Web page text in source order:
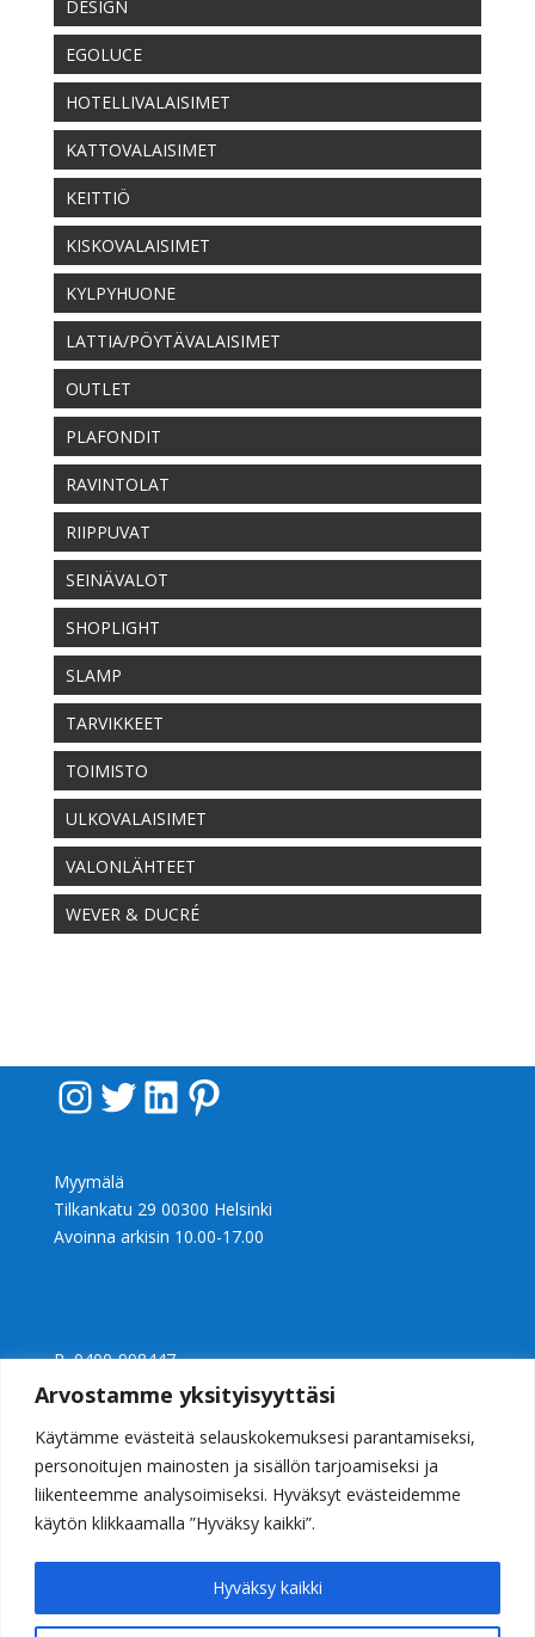
Arvostamme yksityisyyttäsi
Käytämme evästeitä selauskokemuksesi parantamiseksi,
personoitujen mainosten ja sisällön tarjoamiseksi ja
liikenteemme analysoimiseksi. Hyväksyt evästeidemme
käytön klikkaamalla ”Hyväksy kaikki”.
Hyväksy kaikki
DESIGN
EGOLUCE
HOTELLIVALAISIMET
KATTOVALAISIMET
KEITTIÖ
KISKOVALAISIMET
KYLPYHUONE
LATTIA/PÖYTÄVALAISIMET
OUTLET
PLAFONDIT
RAVINTOLAT
RIIPPUVAT
SEINÄVALOT
SHOPLIGHT
SLAMP
TARVIKKEET
TOIMISTO
ULKOVALAISIMET
VALONLÄHTEET
WEVER & DUCRÉ
InstagramTwitter LinkedIn Pinterest
Myymälä
Tilkankatu 29 00300 Helsinki
Avoinna arkisin 10.00-17.00
P 0400-998447
Ly 2397240-0